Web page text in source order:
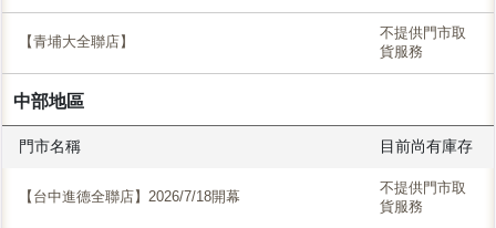
【青埔大全聯店】
不提供門市取
貨服務
中部地區
門市名稱 目前尚有庫存
【台中進德全聯店】2026/7/18開幕
不提供門市取
貨服務